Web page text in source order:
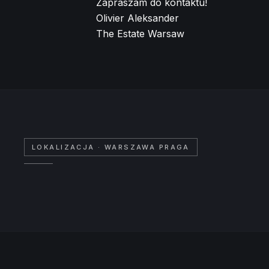
Zapraszam do kontaktu!
Olivier Aleksander
The Estate Warsaw
LOKALIZACJA · WARSZAWA PRAGA